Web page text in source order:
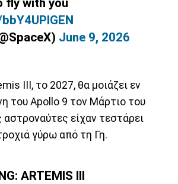
fly with you
June 9, 2026
III, το 2027, θα μοιάζει εν
του Apollo 9 τον Μάρτιο του
αστροναύτες είχαν τεστάρει
γύρω από τη Γη.
ARTEMIS III